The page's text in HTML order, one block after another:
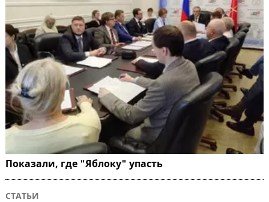
Показали, где "Яблоку" упасть
СТАТЬИ